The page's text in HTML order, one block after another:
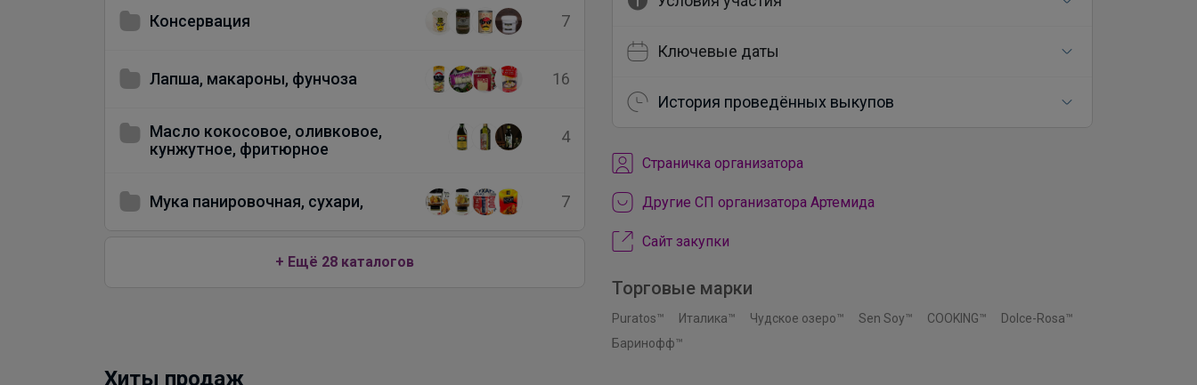
Консервация 7
Лапша, макароны, фунчоза 16
Масло кокосовое, оливковое,
кунжутное, фритюрное
4
Мука панировочная, сухари, 7
+ Ещё 28 каталогов
Ключевые даты
История проведённых выкупов
Cтраничка организатора
Другие СП организатора Артемида
Сайт закупки
Торговые марки
Puratos™ Италика™ Чудское озеро™ Sen Soy™ COOKING™
Dolce-Rosa™
Баринофф™
Хиты продаж